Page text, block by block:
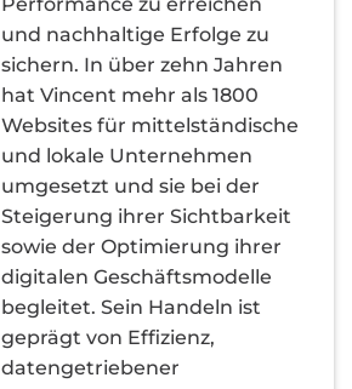
und nachhaltige Erfolge zu
sichern. In über zehn Jahren
hat Vincent mehr als 1800
Websites für mittelständische
und lokale Unternehmen
umgesetzt und sie bei der
Steigerung ihrer Sichtbarkeit
sowie der Optimierung ihrer
digitalen Geschäftsmodelle
begleitet. Sein Handeln ist
geprägt von Effizienz,
datengetriebener